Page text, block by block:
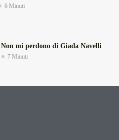
6 Minuti
Non mi perdono di Giada Navelli
7 Minuti